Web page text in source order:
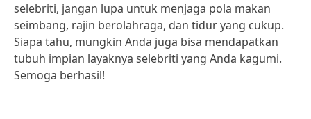
selebriti, jangan lupa untuk menjaga pola makan
seimbang, rajin berolahraga, dan tidur yang cukup.
Siapa tahu, mungkin Anda juga bisa mendapatkan
tubuh impian layaknya selebriti yang Anda kagumi.
Semoga berhasil!